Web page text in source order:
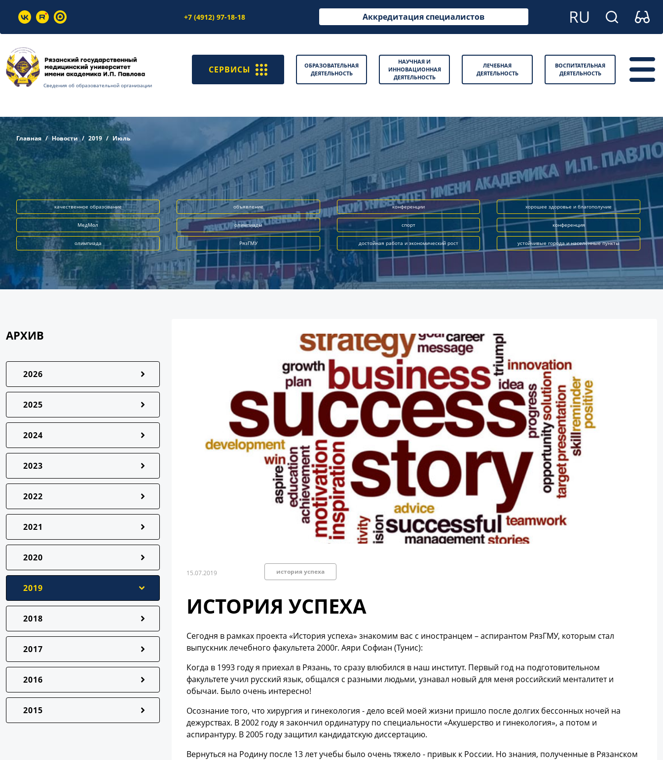
+7 (4912) 97-18-18 Аккредитация специалистов
Сведения об образовательной организации
СЕРВИСЫ
ОБРАЗОВАТЕЛЬНАЯ
ДЕЯТЕЛЬНОСТЬ
НАУЧНАЯ И
ИННОВАЦИОННАЯ
ДЕЯТЕЛЬНОСТЬ
ЛЕЧЕБНАЯ
ДЕЯТЕЛЬНОСТЬ
ВОСПИТАТЕЛЬНАЯ
ДЕЯТЕЛЬНОСТЬ
Главная Новости 2019 Июль
качественное образование объявление конференции хорошее здоровье и благополучие
МедМол олимпиады спорт конференция
олимпиада РязГМУ достойная работа и экономический рост устойчивые города и населённые пункты
АРХИВ
2026
2025
2024
2023
2022
2021
2020
2019
2018
2017
2016
2015
15.07.2019 история успеха
ИСТОРИЯ УСПЕХА
Сегодня в рамках проекта «История успеха» знакомим вас с иностранцем – аспирантом РязГМУ, которым стал
выпускник лечебного факультета 2000г. Аяри Софиан (Тунис):
Когда в 1993 году я приехал в Рязань, то сразу влюбился в наш институт. Первый год на подготовительном
факультете учил русский язык, общался с разными людьми, узнавал новый для меня российский менталитет и
обычаи. Было очень интересно!
Осознание того, что хирургия и гинекология - дело всей моей жизни пришло после долгих бессонных ночей на
дежурствах. В 2002 году я закончил ординатуру по специальности «Акушерство и гинекология», а потом и
аспирантуру. В 2005 году защитил кандидатскую диссертацию.
Вернуться на Родину после 13 лет учебы было очень тяжело - привык к России. Но знания, полученные в Рязанском